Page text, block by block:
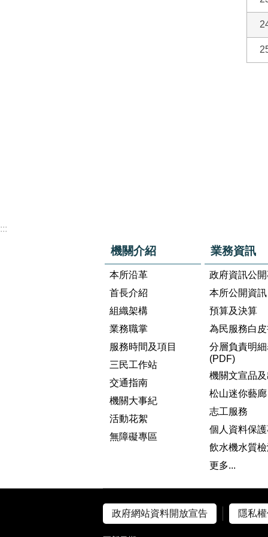
:::
機關介紹
本所沿革
首長介紹
組織架構
業務職掌
服務時間及項目
三民工作站
交通指南
機關大事紀
活動花絮
無障礙專區
業務資訊
政府資訊公
本所公開資訊
預算及決算
為民服務白
分層負責明細
(PDF)
機關文宣品
松山迷你藝廊
志工服務
個人資料保
飲水機水質
更多...
政府網站資料開放宣告 隱私